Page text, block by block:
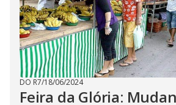
DO R7/18/06/2024
Feira da Glória: